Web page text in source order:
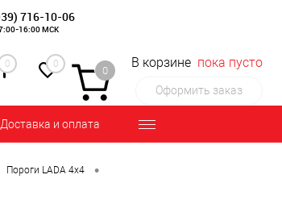
716-10-06
16:00 МСК
0 0
0
В корзине пока пусто
Оформить заказ
Доставка и оплата
Пороги LADA 4x4 •